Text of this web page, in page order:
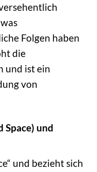
Folgen haben
die
und ist ein
von
Space) und
und bezieht sich